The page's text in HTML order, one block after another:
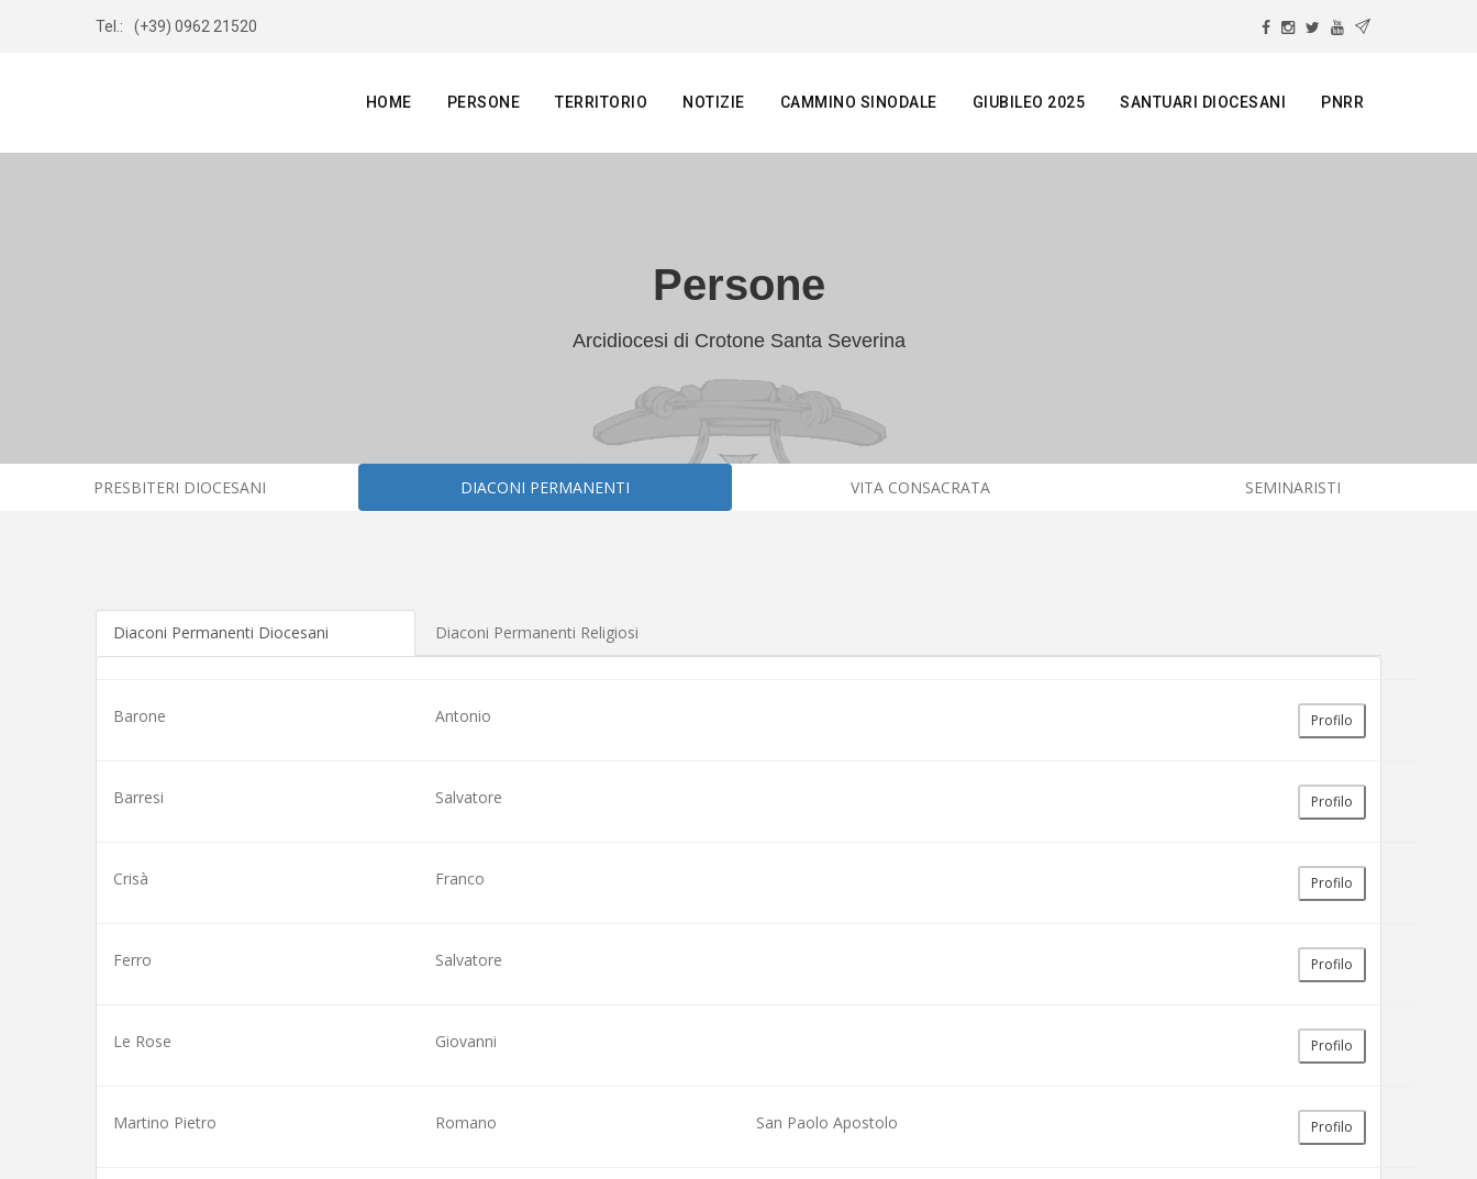
Tel.: (+39) 0962 21520
HOME PERSONE TERRITORIO NOTIZIE CAMMINO SINODALE GIUBILEO 2025 SANTUARI DIOCESANI PNRR
Persone
Arcidiocesi di Crotone Santa Severina
PRESBITERI DIOCESANI DIACONI PERMANENTI VITA CONSACRATA SEMINARISTI
Diaconi Permanenti Diocesani Diaconi Permanenti Religiosi
Barone Antonio Profilo
Barresi Salvatore Profilo
Crisà Franco Profilo
Ferro Salvatore Profilo
Le Rose Giovanni Profilo
Martino Pietro Romano San Paolo Apostolo Profilo